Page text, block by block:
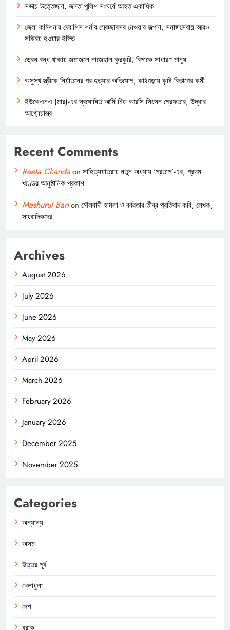
সভায় উত্তেজনা, জনতা-পুলিশ সংঘর্ষে আহত একাধিক
জেলা কমিশনার দেবাশিস শর্মার স্বেচ্ছাবসর নেওয়ার জল্পনা, সমাজসেবায় আরও
সক্রিয় হওয়ার ইঙ্গিত
ড্রেন বন্ধ থাকায় জমাজলে নাজেহাল কুরকুরি, বিপাকে সাধারণ মানুষ
অসুস্থ স্ত্রীকে নির্যাতনের পর হত্যার অভিযোগ, কাঠগড়ায় কৃষি বিভাগের কর্মী
ইউকেএনএ (মার)-এর স্বঘোষিত আর্মি চিফ আরসি সিংসন গ্রেফতার, উদ্ধার
আগ্নেয়াস্ত্র
Recent Comments
Reeta Chandaon সাহিত্যযাত্রায় নতুন অধ্যায় ‘প্রতাপ’-এর, প্রথম
খণ্ডের আনুষ্ঠানিক প্রকাশ
Mashurul Barion মৌলবাদী হামলা ও বর্বরতার তীব্র প্রতিবাদ কবি, লেখক,
সাংবাদিকদের
Archives
August 2026
July 2026
June 2026
May 2026
April 2026
March 2026
February 2026
January 2026
December 2025
November 2025
Categories
অন্যান্য
অসম
উত্তর পূর্ব
খেলাধুলা
দেশ